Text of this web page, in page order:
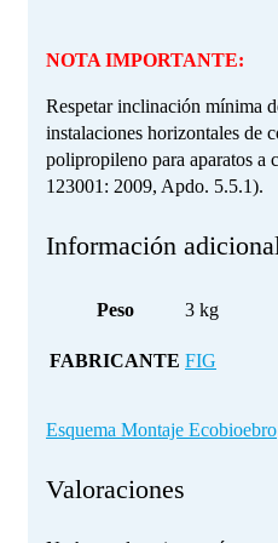
NOTA IMPORTANTE:
Respetar inclinación mínima
instalaciones horizontales de
polipropileno para aparatos a
123001: 2009, Apdo. 5.5.1).
Información
Peso 3 kg
FABRICANTE FIG
Esquema Montaje Ecobioebro
Valoraciones